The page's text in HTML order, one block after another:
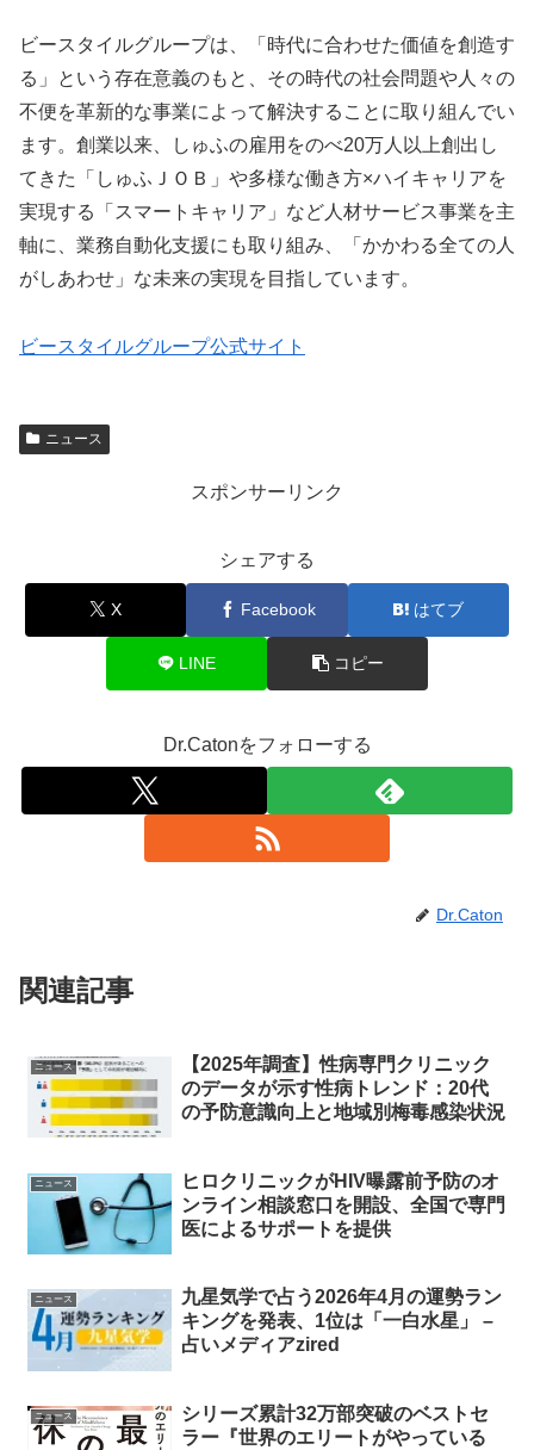
ビースタイルグループは、「時代に合わせた価値を創造す
る」という存在意義のもと、その時代の社会問題や人々の
不便を革新的な事業によって解決することに取り組んでい
ます。創業以来、しゅふの雇用をのべ20万人以上創出し
てきた「しゅふＪＯＢ」や多様な働き方×ハイキャリアを
実現する「スマートキャリア」など人材サービス事業を主
軸に、業務自動化支援にも取り組み、「かかわる全ての人
がしあわせ」な未来の実現を目指しています。
ビースタイルグループ公式サイト
ニュース
スポンサーリンク
シェアする
X Facebook はてブ
LINE コピー
Dr.Catonをフォローする
Dr.Caton
関連記事
ニュース
【2025年調査】性病専門クリニック
のデータが示す性病トレンド：20代
の予防意識向上と地域別梅毒感染状況
ニュース
ヒロクリニックがHIV曝露前予防のオ
ンライン相談窓口を開設、全国で専門
医によるサポートを提供
ニュース
九星気学で占う2026年4月の運勢ラン
キングを発表、1位は「一白水星」 –
占いメディアzired
ニュース
シリーズ累計32万部突破のベストセ
ラー『世界のエリートがやっている